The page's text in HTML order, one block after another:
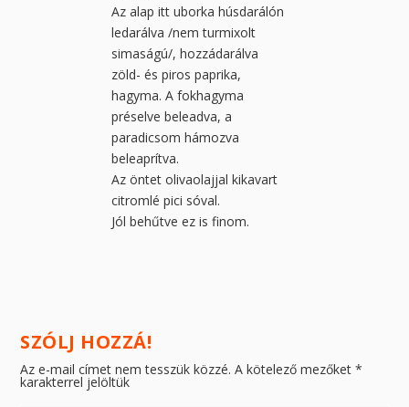
Az alap itt uborka húsdarálón
ledarálva /nem turmixolt
simaságú/, hozzádarálva
zöld- és piros paprika,
hagyma. A fokhagyma
préselve beleadva, a
paradicsom hámozva
beleaprítva.
Az öntet olivaolajjal kikavart
citromlé pici sóval.
Jól behűtve ez is finom.
SZÓLJ HOZZÁ!
Az e-mail címet nem tesszük közzé. A kötelező mezőket*
karakterrel jelöltük